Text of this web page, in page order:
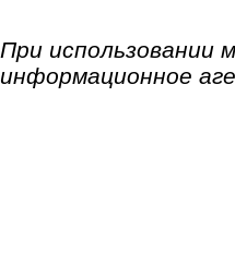
При использовании
информационное